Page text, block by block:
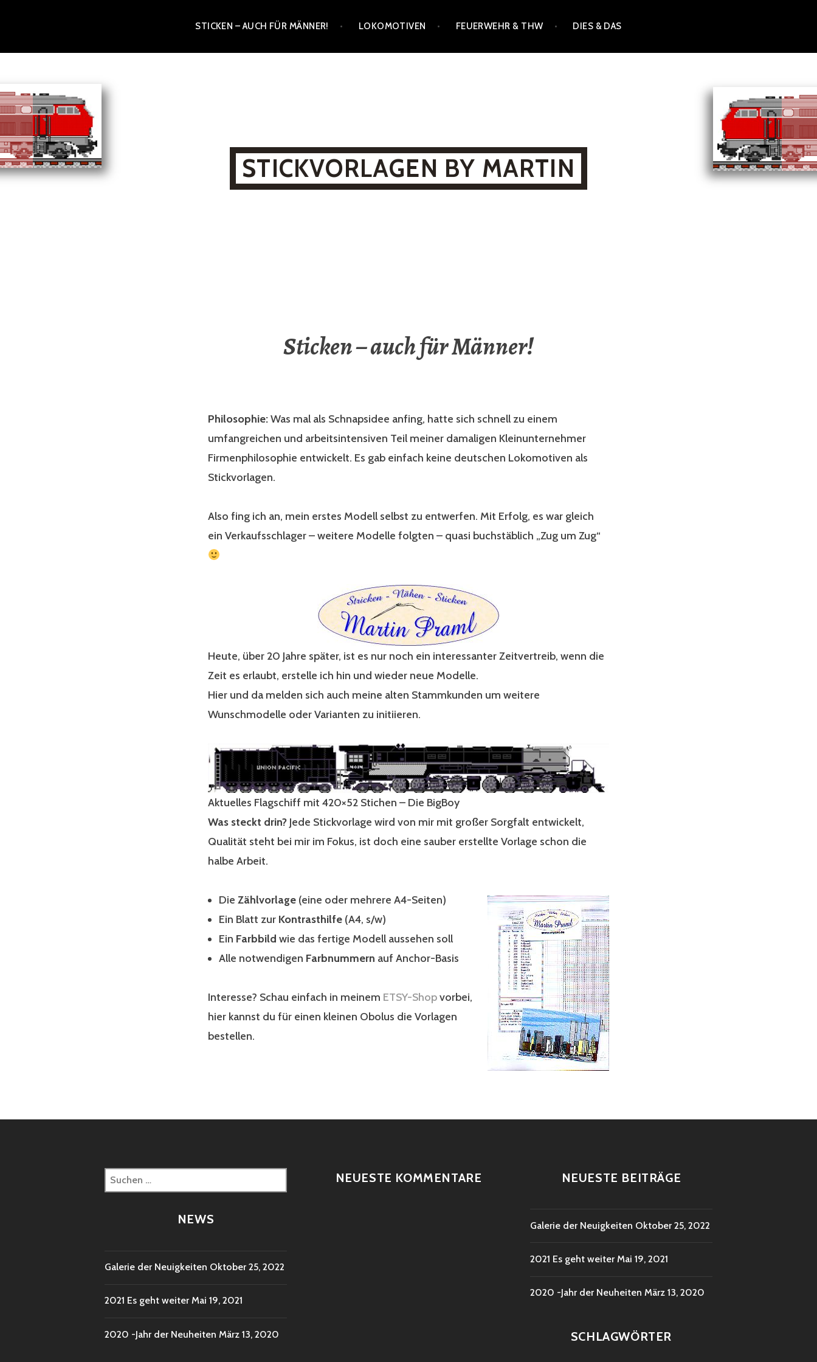
springen
STICKEN – AUCH FÜR MÄNNER! LOKOMOTIVEN FEUERWEHR & THW DIES & DAS
STICKVORLAGEN BY MARTIN
Sticken – auch für Männer!
Philosophie:Was mal als Schnapsidee anfing, hatte sich schnell zu einem
umfangreichen und arbeitsintensiven Teil meiner damaligen Kleinunternehmer
Firmenphilosophie entwickelt. Es gab einfach keine deutschen Lokomotiven als
Stickvorlagen.
Also fing ich an, mein erstes Modell selbst zu entwerfen. Mit Erfolg, es war gleich
ein Verkaufsschlager – weitere Modelle folgten – quasi buchstäblich „Zug um Zug“
Heute, über 20 Jahre später, ist es nur noch ein interessanter Zeitvertreib, wenn die
Zeit es erlaubt, erstelle ich hin und wieder neue Modelle.
Hier und da melden sich auch meine alten Stammkunden um weitere
Wunschmodelle oder Varianten zu initiieren.
Aktuelles Flagschiff mit 420×52 Stichen – Die BigBoy
Was steckt drin? Jede Stickvorlage wird von mir mit großer Sorgfalt entwickelt,
Qualität steht bei mir im Fokus, ist doch eine sauber erstellte Vorlage schon die
halbe Arbeit.
Die Zählvorlage (eine oder mehrere A4-Seiten)
Ein Blatt zur Kontrasthilfe (A4, s/w)
Ein Farbbild wie das fertige Modell aussehen soll
Alle notwendigen Farbnummern auf Anchor-Basis
Interesse? Schau einfach in meinem ETSY-Shopvorbei,
hier kannst du für einen kleinen Obolus die Vorlagen
bestellen.
Suchen
nach:
NEWS
Galerie der Neuigkeiten Oktober 25, 2022
2021 Es geht weiter Mai 19, 2021
2020 -Jahr der Neuheiten März 13, 2020
NEUESTE KOMMENTARE NEUESTE BEITRÄGE
Galerie der Neuigkeiten Oktober 25, 2022
2021 Es geht weiter Mai 19, 2021
2020 -Jahr der Neuheiten März 13, 2020
SCHLAGWÖRTER